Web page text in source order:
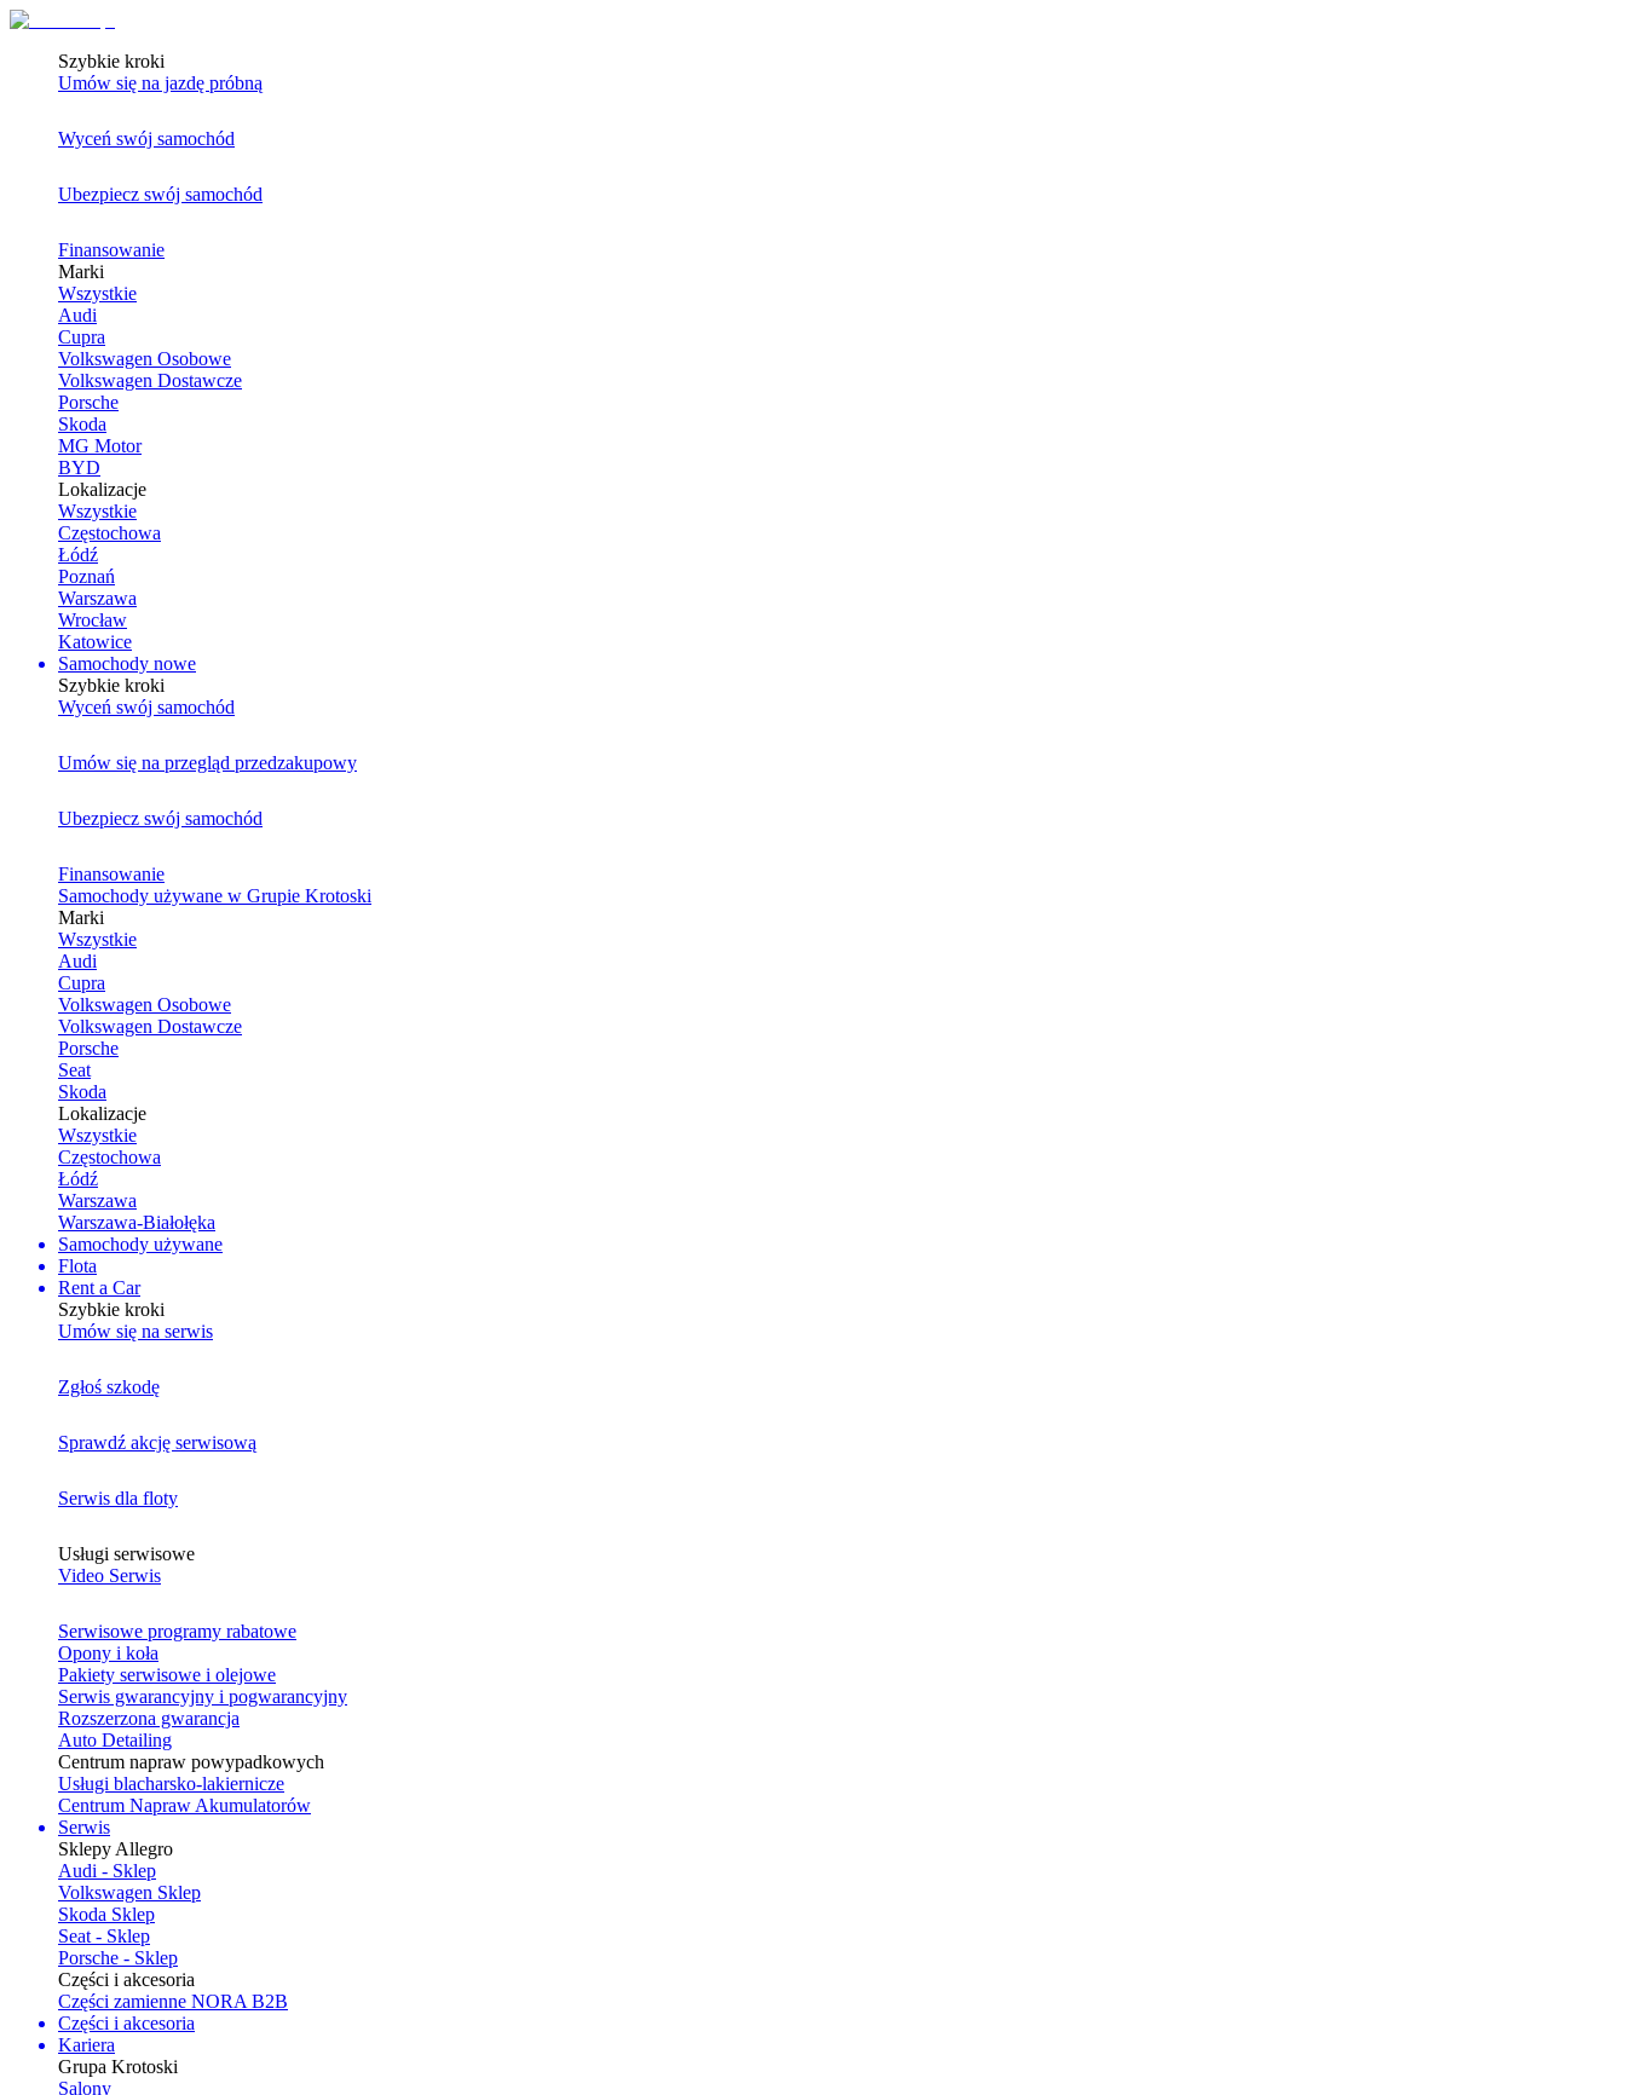
Szybkie kroki
Umów się na jazdę próbną
Wyceń swój samochód
Ubezpiecz swój samochód
Finansowanie
Marki
Wszystkie
Audi
Cupra
Volkswagen Osobowe
Volkswagen Dostawcze
Porsche
Skoda
MG Motor
BYD
Lokalizacje
Wszystkie
Częstochowa
Łódź
Poznań
Warszawa
Wrocław
Katowice
Samochody nowe
Szybkie kroki
Wyceń swój samochód
Umów się na przegląd przedzakupowy
Ubezpiecz swój samochód
Finansowanie
Samochody używane w Grupie Krotoski
Marki
Wszystkie
Audi
Cupra
Volkswagen Osobowe
Volkswagen Dostawcze
Porsche
Seat
Skoda
Lokalizacje
Wszystkie
Częstochowa
Łódź
Warszawa
Warszawa-Białołęka
Samochody używane
Flota
Rent a Car
Szybkie kroki
Umów się na serwis
Zgłoś szkodę
Sprawdź akcję serwisową
Serwis dla floty
Usługi serwisowe
Video Serwis
Serwisowe programy rabatowe
Opony i koła
Pakiety serwisowe i olejowe
Serwis gwarancyjny i pogwarancyjny
Rozszerzona gwarancja
Auto Detailing
Centrum napraw powypadkowych
Usługi blacharsko-lakiernicze
Centrum Napraw Akumulatorów
Serwis
Sklepy Allegro
Audi - Sklep
Volkswagen Sklep
Skoda Sklep
Seat - Sklep
Porsche - Sklep
Części i akcesoria
Części zamienne NORA B2B
Części i akcesoria
Kariera
Grupa Krotoski
Salony